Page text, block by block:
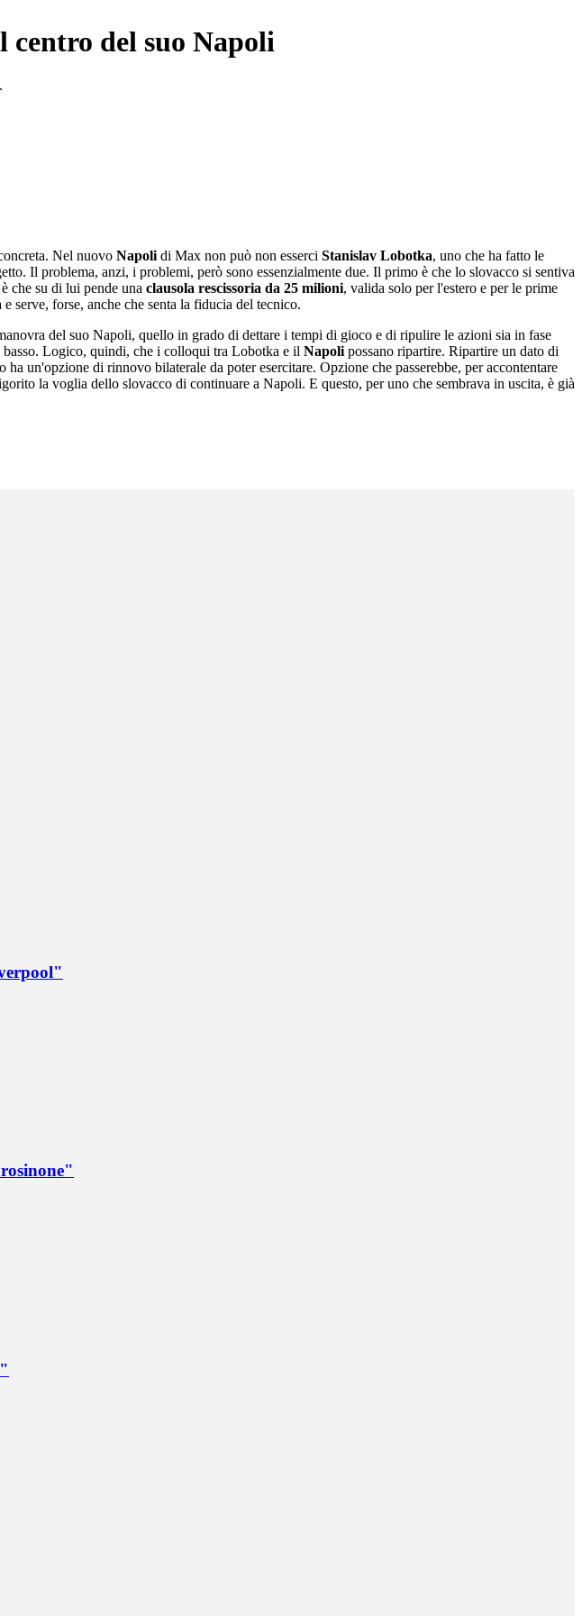
del suo Napoli
Nel nuovo Napoli di Max non può non esserci Stanislav Lobotka, uno che ha fatto le
Il problema, anzi, i problemi, però sono essenzialmente due. Il primo è che lo slovacco si sentiva
che su di lui pende una clausola rescissoria da 25 milioni, valida solo per l'estero e per le prime
serve, forse, anche che senta la fiducia del tecnico.
del suo Napoli, quello in grado di dettare i tempi di gioco e di ripulire le azioni sia in fase
Logico, quindi, che i colloqui tra Lobotka e il Napoli possano ripartire. Ripartire un dato di
un'opzione di rinnovo bilaterale da poter esercitare. Opzione che passerebbe, per accontentare
la voglia dello slovacco di continuare a Napoli. E questo, per uno che sembrava in uscita, è già